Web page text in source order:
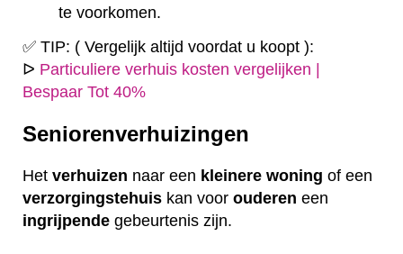
te voorkomen.
✅ TIP: ( Vergelijk altijd voordat u koopt ):
ᐅ Particuliere verhuis kosten vergelijken |
Bespaar Tot 40%
Seniorenverhuizingen
Het verhuizen naar een kleinere woning of een
verzorgingstehuis kan voor ouderen een
ingrijpende gebeurtenis zijn.